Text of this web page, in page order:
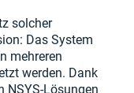
solcher
Das System
mehreren
werden. Dank
NSYS-Lösungen